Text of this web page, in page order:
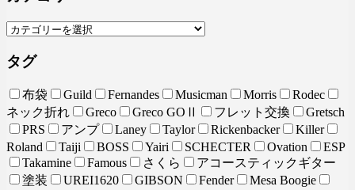
タグ
布袋 Guild Fernandes Musicman Morris
Rodec
ネック折れ
Greco Greco GOⅡ フレット交換
Gretsch
PRS
アンプ Laney Taylor Rickenbacker
Killer
Roland
Taiji BOSS Yairi SCHECTER Ovation
ESP
Takamine
Famous さくら
アコースティックギター
塗装
UREI1620 GIBSON Fender
Mesa Boogie